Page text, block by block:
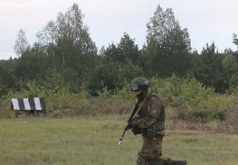
Структура
ОДКБ
Новости
Совместное учение с
"Нерушимое братство-2016"
23.08.2016